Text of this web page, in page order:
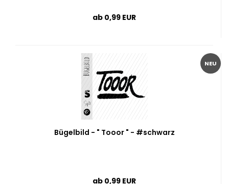
ab 0,99 EUR
NEU
Bügelbild - " Tooor " - #schwarz
ab 0,99 EUR